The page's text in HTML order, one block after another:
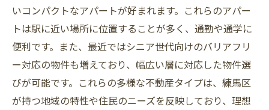
いコンパクトなアパートが好まれます。これらのアパー
トは駅に近い場所に位置することが多く、通勤や通学に
便利です。また、最近ではシニア世代向けのバリアフリ
ー対応の物件も増えており、幅広い層に対応した物件選
びが可能です。これらの多様な不動産タイプは、練馬区
が持つ地域の特性や住民のニーズを反映しており、理想